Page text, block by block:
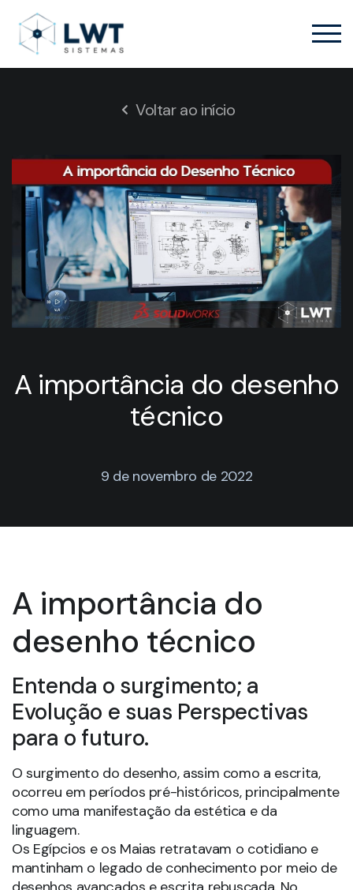
Voltar ao início
A importância do desenho
técnico
9 de novembro de 2022
A importância do
desenho técnico
Entenda o surgimento; a
Evolução e suas Perspectivas
para o futuro.
O surgimento do desenho, assim como a escrita,
ocorreu em períodos pré-históricos, principalmente
como uma manifestação da estética e da
linguagem.
Os Egípcios e os Maias retratavam o cotidiano e
mantinham o legado de conhecimento por meio de